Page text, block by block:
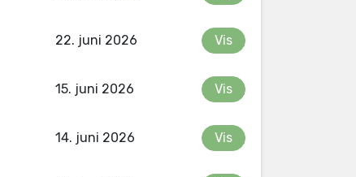
22. juni 2026 Vis
15. juni 2026 Vis
14. juni 2026 Vis